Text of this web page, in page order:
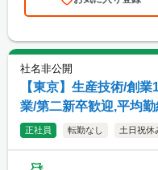
社名非公開
【東京】生産技術/創
業/第二新卒歓迎,平均
正社員 転勤なし 土日祝休